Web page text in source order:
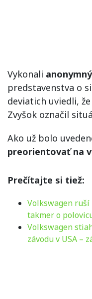
Vykonali
predstavenstva o
deviatich uviedli, že
Zvyšok označil
Ako už bolo
preorientovať na
Prečítajte si tiež:
Volkswagen
takmer o
Volkswagen
závodu v USA –